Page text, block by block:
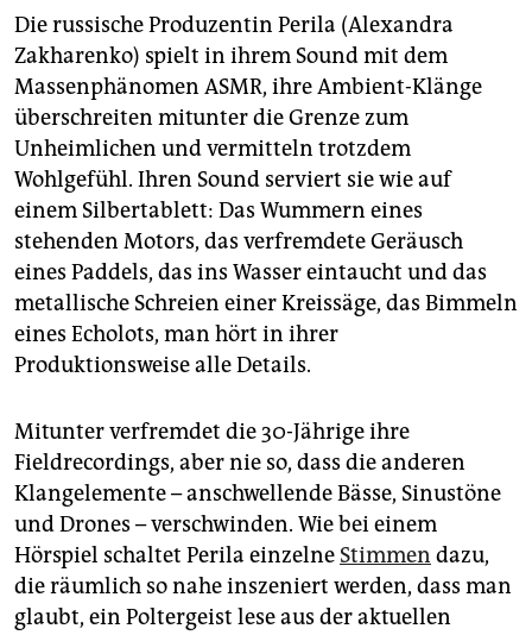
Die russische Produzentin Perila (Alexandra
Zakharenko) spielt in ihrem Sound mit dem
Massenphänomen ASMR, ihre Ambient-Klänge
überschreiten mitunter die Grenze zum
Unheimlichen und vermitteln trotzdem
Wohlgefühl. Ihren Sound serviert sie wie auf
einem Silbertablett: Das Wummern eines
stehenden Motors, das verfremdete Geräusch
eines Paddels, das ins Wasser eintaucht und das
metallische Schreien einer Kreissäge, das Bimmeln
eines Echolots, man hört in ihrer
Produktionsweise alle Details.
Mitunter verfremdet die 30-Jährige ihre
Fieldrecordings, aber nie so, dass die anderen
Klangelemente – anschwellende Bässe, Sinustöne
und Drones – verschwinden. Wie bei einem
Hörspiel schaltet Perila einzelne Stimmen dazu,
die räumlich so nahe inszeniert werden, dass man
glaubt, ein Poltergeist lese aus der aktuellen